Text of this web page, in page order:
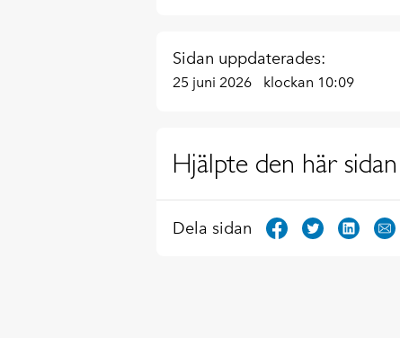
Sidan uppdaterades:
25 juni 2026 klockan 10:09
Hjälpte den här sidan
Dela sidan